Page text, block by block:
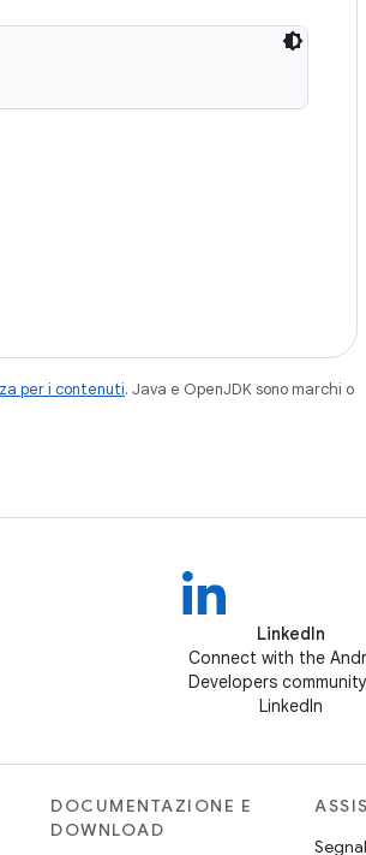
per i contenuti. Java e OpenJDK sono marchi o
LinkedIn
Connect with the
Developers
LinkedIn
DOCUMENTAZIONE E
DOWNLOAD